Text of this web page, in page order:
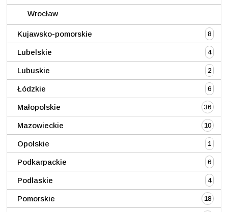
Wrocław
Kujawsko-pomorskie 8
Lubelskie 4
Lubuskie 2
Łódzkie 6
Małopolskie 36
Mazowieckie 10
Opolskie 1
Podkarpackie 6
Podlaskie 4
Pomorskie 18